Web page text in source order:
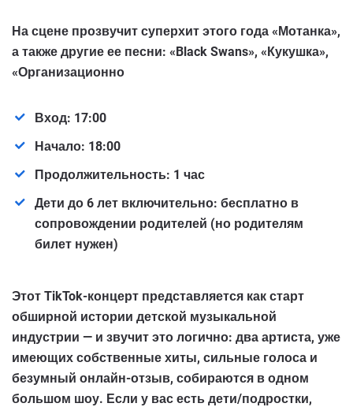
На сцене прозвучит суперхит этого года «Мотанка»,
а также другие ее песни: «Black Swans», «Кукушка»,
«Организационно
Вход: 17:00
Начало: 18:00
Продолжительность: 1 час
Дети до 6 лет включительно: бесплатно в
сопровождении родителей (но родителям
билет нужен)
Этот TikTok-концерт представляется как старт
обширной истории детской музыкальной
индустрии — и звучит это логично: два артиста, уже
имеющих собственные хиты, сильные голоса и
безумный онлайн-отзыв, собираются в одном
большом шоу. Если у вас есть дети/подростки,